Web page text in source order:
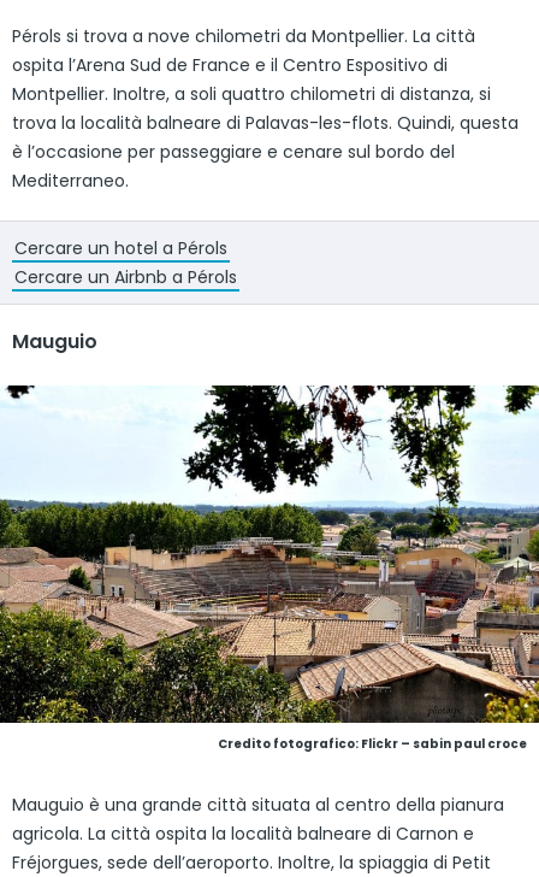
Pérols si trova a nove chilometri da Montpellier. La città
ospita l’Arena Sud de France e il Centro Espositivo di
Montpellier. Inoltre, a soli quattro chilometri di distanza, si
trova la località balneare di Palavas-les-flots. Quindi, questa
è l’occasione per passeggiare e cenare sul bordo del
Mediterraneo.
Cercare un hotel a Pérols
Cercare un Airbnb a Pérols
Mauguio
Credito fotografico: Flickr – sabin paul croce
Mauguio è una grande città situata al centro della pianura
agricola. La città ospita la località balneare di Carnon e
Fréjorgues, sede dell’aeroporto. Inoltre, la spiaggia di Petit